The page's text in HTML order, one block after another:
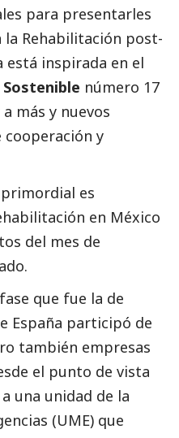
para presentarles
la Rehabilitación post-
está inspirada en el
número 17
más y nuevos
cooperación y
es
en México
del mes de
que fue la de
España participó de
también empresas
el punto de vista
una unidad de la
(UME) que